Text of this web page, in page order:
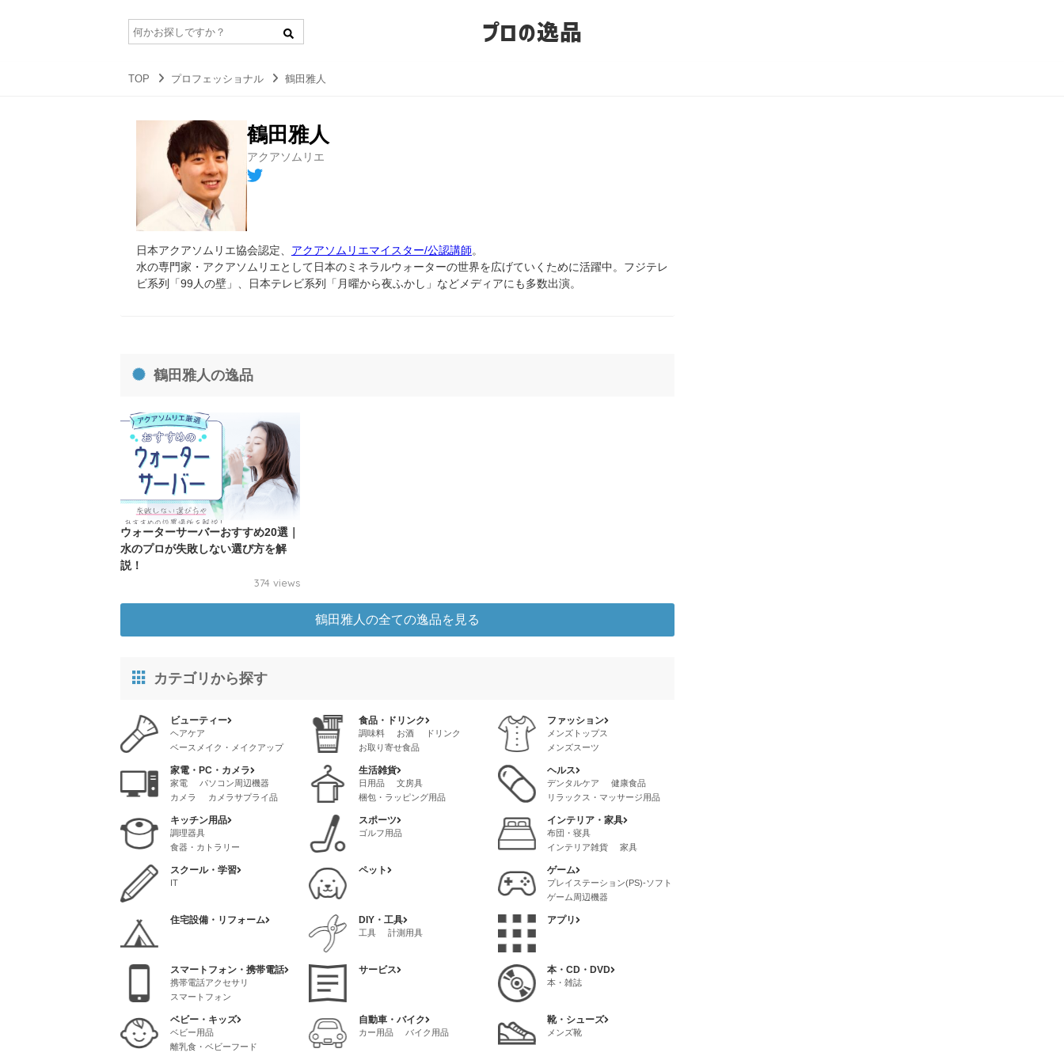
プロの逸品
TOP プロフェッショナル 鶴田雅人
鶴田雅人
アクアソムリエ
日本アクアソムリエ協会認定、 アクアソムリエマイスター/公認講師。
水の専門家・アクアソムリエとして日本のミネラルウォーターの世界を広げていくために活躍中。フジテレ
ビ系列「99人の壁」、日本テレビ系列「月曜から夜ふかし」などメディアにも多数出演。
鶴田雅人の逸品
ウォーターサーバーおすすめ20選｜
水のプロが失敗しない選び方を解
説！
374 views
鶴田雅人の全ての逸品を見る
カテゴリから探す
ビューティー
ヘアケア
ベースメイク・メイクアップ
クリニック・サロン
メイク道具・ケアグッズ
香水・フレグランス
食品・ドリンク
調味料 お酒
ドリンク
お取り寄せ食品
茶葉・インスタントドリンク
冷凍食品・インスタント食品
菓子・スイーツ
ファッション
メンズトップス
メンズスーツ
メンズボトムス
メンズインナー
家電・PC・カメラ
家電
パソコン周辺機器
カメラ
カメラサプライ品
パソコンソフト
パソコンサプライ品
生活雑貨
日用品
文房具
梱包・ラッピング用品
ヘルス
デンタルケア
健康食品
リラックス・マッサージ用品
健康グッズ
キッチン用品
調理器具
食器・カトラリー
スポーツ
ゴルフ用品
インテリア・家具
布団・寝具
インテリア雑貨
家具
スクール・学習
IT
ペット ゲーム
プレイステーション(PS)-ソフト
ゲーム周辺機器
ゲームボーイ-アドバンス-ソフト
住宅設備・リフォーム DIY・工具
工具 計測用具
アプリ
スマートフォン・携帯電話
携帯電話アクセサリ
スマートフォン
サービス 本・CD・DVD
本・雑誌
ベビー・キッズ
ベビー用品
離乳食・ベビーフード
自動車・バイク
カー用品 バイク用品
靴・シューズ
メンズ靴